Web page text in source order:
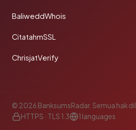
BaliweddWhois
CitatahmSSL
ChrisjatVerify
© 2026 BanksumsRadar. Semua hak
HTTPS · TLS 1.3
1 languages